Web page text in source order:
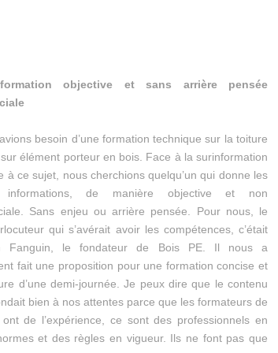
objective et sans arrière pensée
besoin d’une formation technique sur la toiture
élément porteur en bois. Face à la surinformation
à ce sujet, nous cherchions quelqu’un qui donne les
informations, de manière objective et non
Sans enjeu ou arrière pensée. Pour nous, le
qui s’avérait avoir les compétences, c’était
Fanguin, le fondateur de Bois PE. Il nous a
fait une proposition pour une formation concise et
d’une demi-journée. Je peux dire que le contenu
bien à nos attentes parce que les formateurs de
de l’expérience, ce sont des professionnels en
et des règles en vigueur. Ils ne font pas que